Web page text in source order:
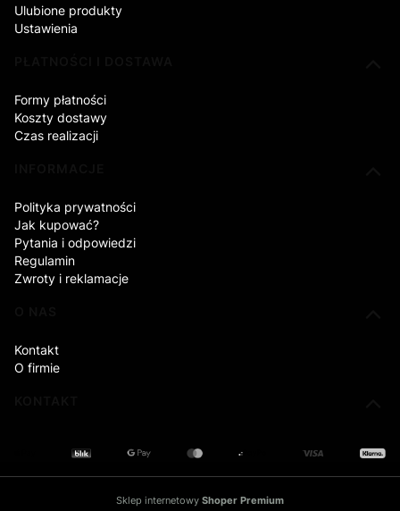
Ulubione produkty
Ustawienia
Formy płatności
Koszty dostawy
Czas realizacji
Polityka prywatności
Jak kupować?
Pytania i odpowiedzi
Regulamin
Zwroty i reklamacje
Kontakt
O firmie
Sklep internetowy Shoper Premium